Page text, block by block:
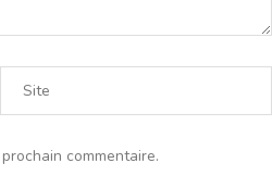
commentaire.